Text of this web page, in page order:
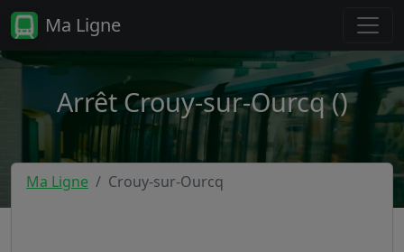
Ma Ligne
Arrêt Crouy-sur-Ourcq ()
Ma Ligne Crouy-sur-Ourcq